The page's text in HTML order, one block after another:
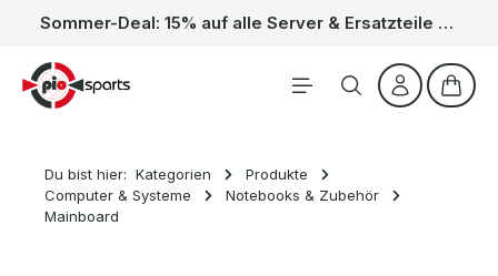
Zum Hauptinhalt springen Sommer-Deal: 15% auf alle Server & Ersatzteile – Kein Code nötig, der Rabatt wird automatisch im Warenkorb abgezogen. Gültig vom 01.06. bis 31.08.
Du bist hier: Kategorien
Produkte
Computer & Systeme
Notebooks & Zubehör
Mainboard